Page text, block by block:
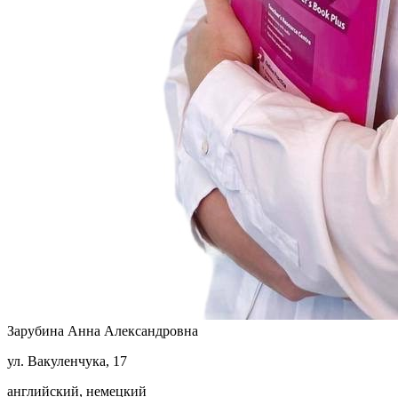
Зарубина Анна Александровна
ул. Вакуленчука, 17
английский, немецкий